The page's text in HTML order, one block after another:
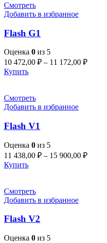
Смотреть
Добавить в избранное
Flash G1
Оценка 0 из 5
10 472,00 ₽ – 11 172,00 ₽
Купить
Смотреть
Добавить в избранное
Flash V1
Оценка 0 из 5
11 438,00 ₽ – 15 900,00 ₽
Купить
Смотреть
Добавить в избранное
Flash V2
Оценка 0 из 5